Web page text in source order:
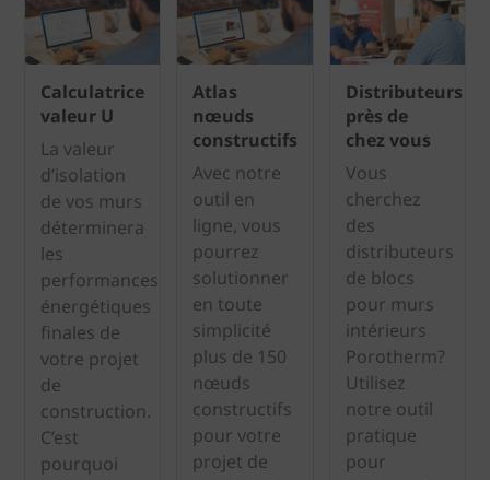
Calculatrice
valeur U
La valeur
d’isolation
de vos murs
déterminera
les
performances
énergétiques
finales de
votre projet
de
construction.
C’est
pourquoi
Atlas
nœuds
constructifs
Avec notre
outil en
ligne, vous
pourrez
solutionner
en toute
simplicité
plus de 150
nœuds
constructifs
pour votre
projet de
Distributeurs
près de
chez vous
Vous
cherchez
des
distributeurs
de blocs
pour murs
intérieurs
Porotherm?
Utilisez
notre outil
pratique
pour